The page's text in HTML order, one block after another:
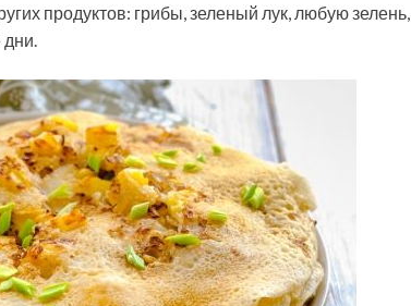
продуктов: грибы, зеленый лук, любую зелень,